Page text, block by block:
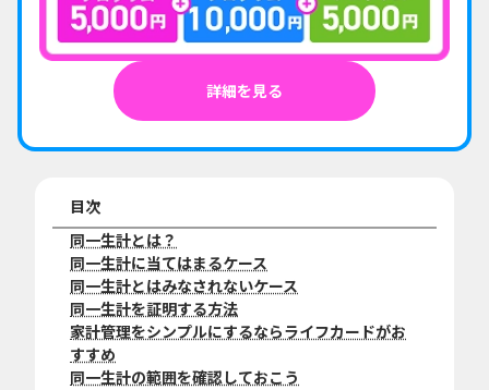
詳細を見る
目次
同一生計とは？
同一生計に当てはまるケース
同一生計とはみなされないケース
同一生計を証明する方法
家計管理をシンプルにするならライフカードがお
すすめ
同一生計の範囲を確認しておこう